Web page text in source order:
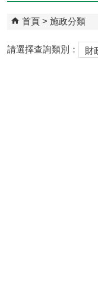
首頁 施政分類
請選擇查詢類別：